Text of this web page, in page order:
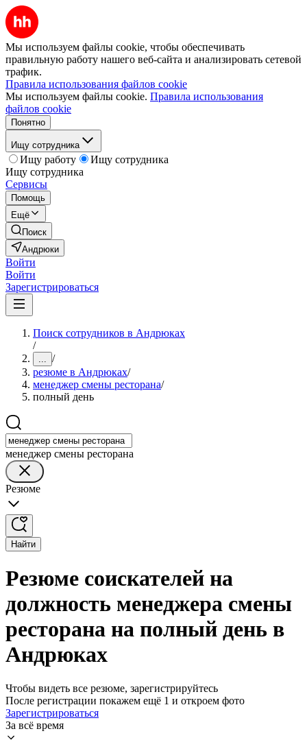
Мы используем файлы cookie, чтобы обеспечивать
правильную работу нашего веб-сайта и анализировать сетевой
трафик.
Правила использования файлов cookie
Мы используем файлы cookie. Правила использования
файлов cookie
Понятно
Ищу сотрудника
Ищу работу
Ищу сотрудника
Ищу сотрудника
Сервисы
Помощь
Ещё
Поиск
Андрюки
Войти
Войти
Зарегистрироваться
Поиск сотрудников в Андрюках
/
... /
резюме в Андрюках/
менеджер смены ресторана/
полный день
менеджер смены ресторана
Резюме
Найти
Резюме соискателей на
должность менеджера смены
ресторана на полный день в
Андрюках
Чтобы видеть все резюме, зарегистрируйтесь
После регистрации покажем ещё 1 и откроем фото
Зарегистрироваться
За всё время